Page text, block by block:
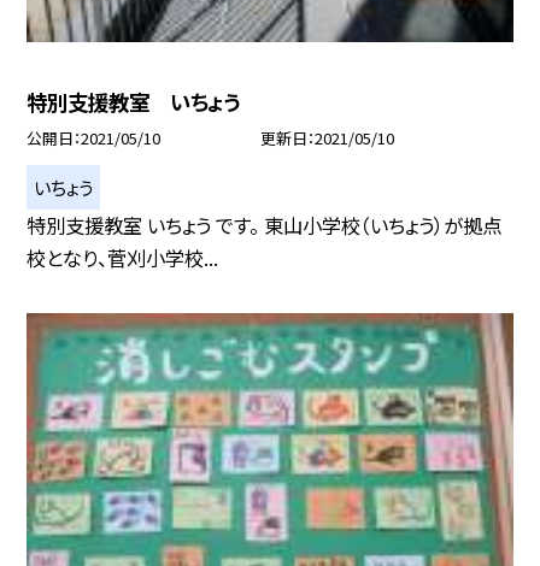
特別支援教室 いちょう
公開日 2021/05/10 更新日 2021/05/10
いちょう
特別支援教室 いちょう です。 東山小学校（いちょう）が拠点
校となり、菅刈小学校...